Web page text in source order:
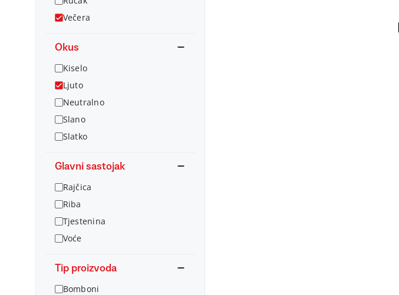
Večera
Okus
Kiselo
Ljuto
Neutralno
Slano
Slatko
Glavni sastojak
Rajčica
Riba
Tjestenina
Voće
Tip proizvoda
Bomboni